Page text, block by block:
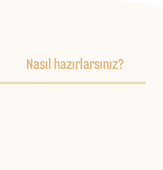
Nasıl hazırlarsınız?